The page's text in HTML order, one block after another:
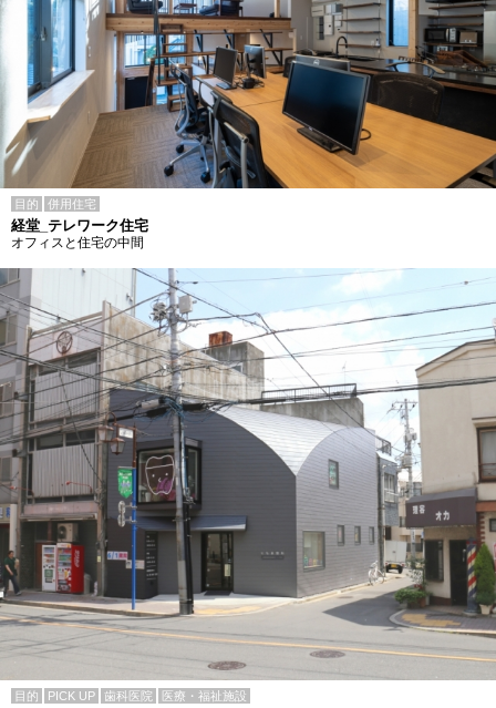
目的 併用住宅
経堂_テレワーク住宅
オフィスと住宅の中間
目的 PICK UP 歯科医院 医療・福祉施設